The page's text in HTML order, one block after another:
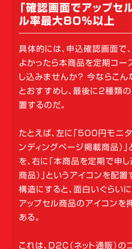
「確認画面でアップセ
ル率最大80％以上
具体的には、申込確認画面で、
よかったら本商品を定期コー
し込みませんか？ 今ならこん
とおすすめし、最後に2種類
置するのだ。
たとえば、左に「500円モニ
ンディングページ掲載商品）」
を、右に「本商品を定期で申し
商品）」というアイコンを配置
構造にすると、面白いぐらい
アップセル商品のアイコンを
ある。
これは、D2C（ネット通販）